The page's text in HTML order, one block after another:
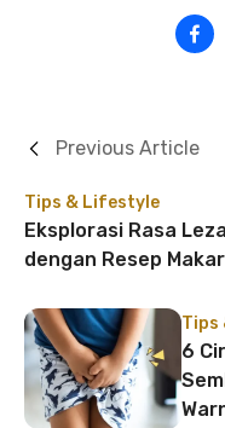
Tips & Lifestyle
Eksplorasi Rasa
dengan Resep
Previous Article
Tips
6